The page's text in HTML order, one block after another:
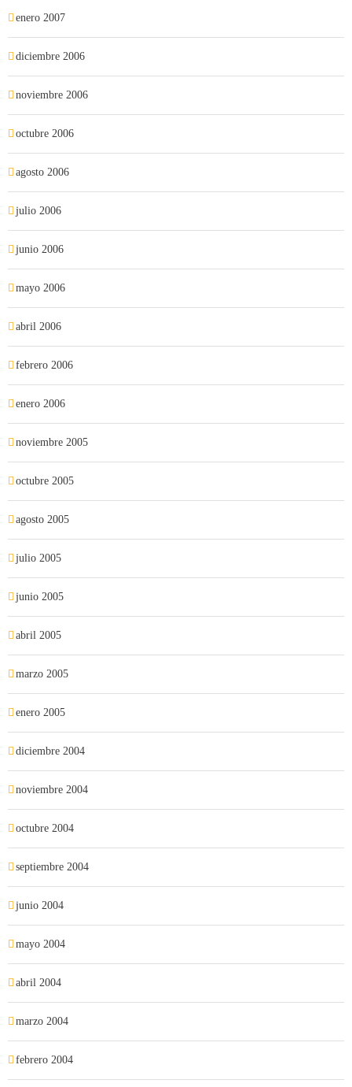
enero 2007
diciembre 2006
noviembre 2006
octubre 2006
agosto 2006
julio 2006
junio 2006
mayo 2006
abril 2006
febrero 2006
enero 2006
noviembre 2005
octubre 2005
agosto 2005
julio 2005
junio 2005
abril 2005
marzo 2005
enero 2005
diciembre 2004
noviembre 2004
octubre 2004
septiembre 2004
junio 2004
mayo 2004
abril 2004
marzo 2004
febrero 2004